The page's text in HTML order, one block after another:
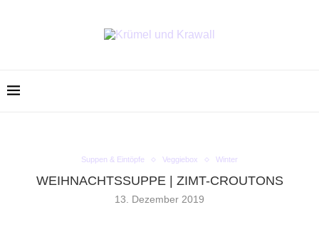
Suppen & Eintöpfe Veggiebox Winter
WEIHNACHTSSUPPE | ZIMT-CROUTONS
13. Dezember 2019